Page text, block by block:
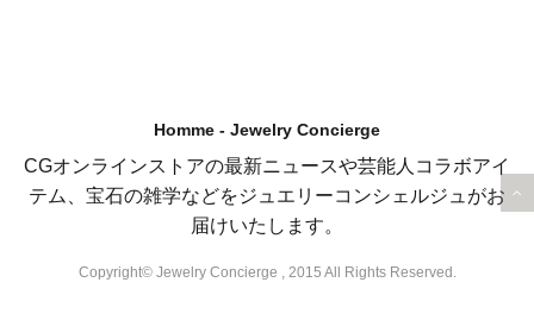
Homme - Jewelry Concierge
CGオンラインストアの最新ニュースや芸能人コラボアイ
テム、宝石の雑学などをジュエリーコンシェルジュがお
届けいたします。
Copyright© Jewelry Concierge , 2015 All Rights Reserved.